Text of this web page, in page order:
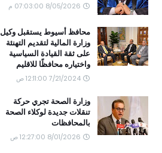
8/05/2026 07:03:00 م
محافظ أسيوط يستقبل وكيل
وزارة المالية لتقديم التهنئة
على ثقة القيادة السياسية
واختياره محافظًا للاقليم
7/21/2024 12:11:00 ص
وزارة الصحة تجري حركة
تنقلات جديدة لوكلاء الصحة
بالمحافظات
8/01/2026 12:27:00 ص